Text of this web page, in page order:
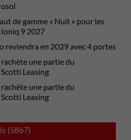
de gamme « Nuit » pour les
9 2027
reviendra en 2029 avec 4 portes
une partie du
Leasing
une partie du
Leasing
(5867)